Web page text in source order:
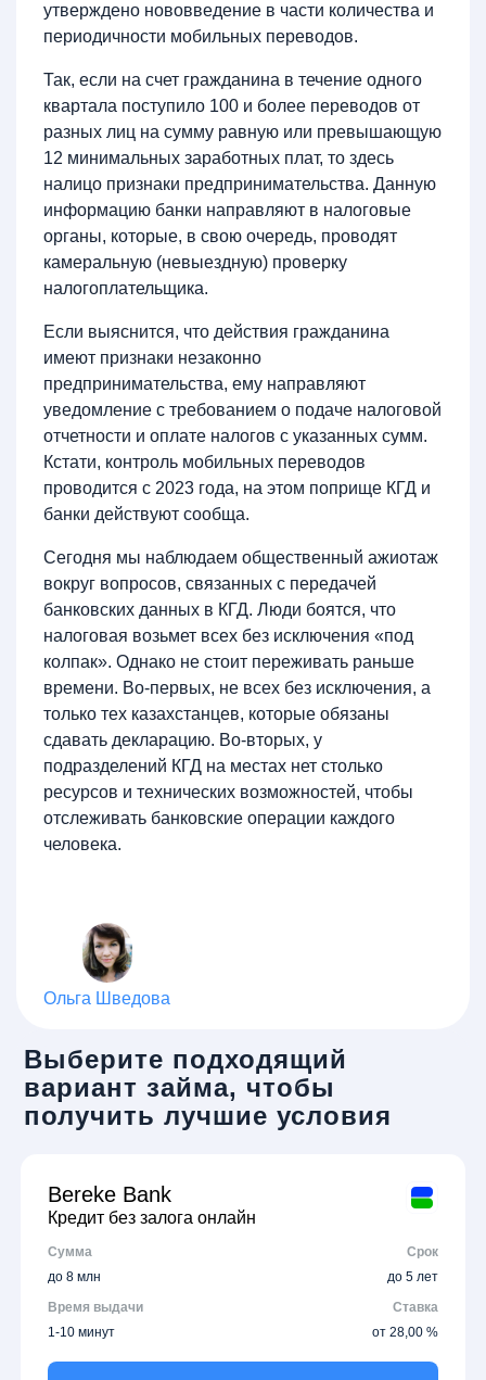
утверждено нововведение в части количества и
периодичности мобильных переводов.
Так, если на счет гражданина в течение одного
квартала поступило 100 и более переводов от
разных лиц на сумму равную или превышающую
12 минимальных заработных плат, то здесь
налицо признаки предпринимательства. Данную
информацию банки направляют в налоговые
органы, которые, в свою очередь, проводят
камеральную (невыездную) проверку
налогоплательщика.
Если выяснится, что действия гражданина
имеют признаки незаконно
предпринимательства, ему направляют
уведомление с требованием о подаче налоговой
отчетности и оплате налогов с указанных сумм.
Кстати, контроль мобильных переводов
проводится с 2023 года, на этом поприще КГД и
банки действуют сообща.
Сегодня мы наблюдаем общественный ажиотаж
вокруг вопросов, связанных с передачей
банковских данных в КГД. Люди боятся, что
налоговая возьмет всех без исключения «под
колпак». Однако не стоит переживать раньше
времени. Во-первых, не всех без исключения, а
только тех казахстанцев, которые обязаны
сдавать декларацию. Во-вторых, у
подразделений КГД на местах нет столько
ресурсов и технических возможностей, чтобы
отслеживать банковские операции каждого
человека.
Ольга Шведова
Выберите подходящий
вариант займа, чтобы
получить лучшие условия
Bereke Bank
Кредит без залога онлайн
Сумма
Срок
до 8 млн
до 5 лет
Время выдачи
Ставка
1-10 минут
от 28,00 %